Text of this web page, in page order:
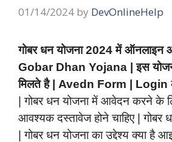
01/14/2024 by DevOnlineHelp
गोबर धन योजना 2024 में
Gobar Dhan Yojana | इस
मिलते है | Avedn Form | Login
| गोबर धन योजना में आवेदन करने के
आवश्यक दस्तावेज होने चाहिए | गोबर
| गोबर धन योजना का उद्देश्य क्या है